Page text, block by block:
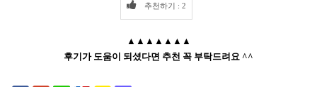
추천하기 : 2
▲▲▲▲▲▲▲
후기가 도움이 되셨다면 추천 꼭 부탁드려요 ^^